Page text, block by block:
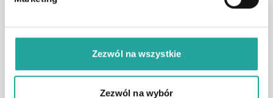
Zezwól na wszystkie
Zezwól na wybór
numerem
lub mailowego na adres